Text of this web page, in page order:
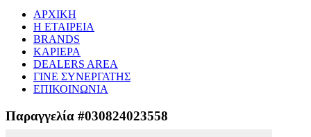
ΑΡΧΙΚΗ
Η ΕΤΑΙΡΕΙΑ
BRANDS
ΚΑΡΙΕΡΑ
DEALERS AREA
ΓΙΝΕ ΣΥΝΕΡΓΑΤΗΣ
ΕΠΙΚΟΙΝΩΝΙΑ
Παραγγελία #030824023558